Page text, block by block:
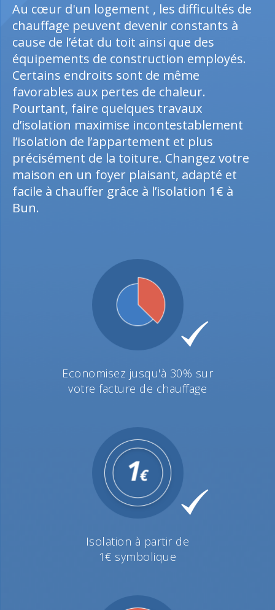
Au cœur d'un logement , les difficultés de
chauffage peuvent devenir constants à
cause de l’état du toit ainsi que des
équipements de construction employés.
Certains endroits sont de même
favorables aux pertes de chaleur.
Pourtant, faire quelques travaux
d’isolation maximise incontestablement
l’isolation de l’appartement et plus
précisément de la toiture. Changez votre
maison en un foyer plaisant, adapté et
facile à chauffer grâce à l’isolation 1€ à
Bun.
Economisez jusqu'à 30% sur
votre facture de chauffage
Isolation à partir de
1€ symbolique